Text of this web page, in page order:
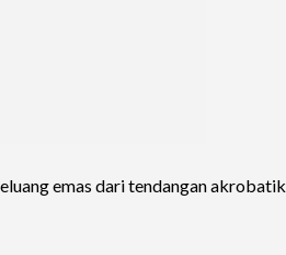
emas dari tendangan akrobatik